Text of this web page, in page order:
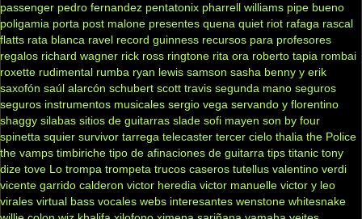
passenger pedro fernandez pentatonix pharrell williams pipe bueno
poligamia porta post malone presentes quena quiet riot rafaga rascal
flatts rata blanca ravel record guinness recursos para profesores
regalos richard wagner rick ross ringtone rita ora roberto tapia rombai
roxette rudimental rumba ryan lewis samson sasha benny y erik
saxofón saúl alarcón schubert scott travis segunda mano seguros
seguros instrumentos musicales sergio vega servando y florentino
shaggy silabas sitios de guitarras slade sofi mayen son by four
spinetta squier survivor tarrega telecaster tercer cielo thalia the Police
the vamps timbiriche tipo de afinaciones de guitarra tips titanic tony
dize tove Lo trompa trompeta trucos caseros tutellus valentino verdi
vicente garrido calderon victor heredia victor manuelle victor y leo
virales virtual bass vocales webs interesantes wenstone whitesnake